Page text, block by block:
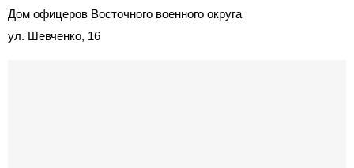
Дом офицеров Восточного военного округа
ул. Шевченко, 16